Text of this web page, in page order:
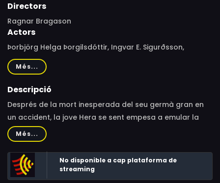
Directors
Ragnar Bragason
Actors
Þorbjörg Helga Þorgilsdóttir, Ingvar E. Sigurðsson,
Halldóra Geirharðsdóttir, Sveinn Ólafur Gunnarsson,
Hannes Óli Ágústsson, Þröstur Leó Gunnarsson, Sigrún
Edda Björnsdóttir, Magnús Ólafsson, Óskar Logi
Kristjánsdóttir, Urður Heimisdóttir, Ole Erik Furu, Hilmar
Wollan III, Ragnar Sverrison, Brynhildur Guðjónsdóttir,
Pétur Einarsson, Gunnar Már Björgvinsson
Més...
Descripció
Després de la mort inesperada del seu germà gran en
un accident, la jove Hera se sent empesa a emular la
seva rebel·lia.
Més...
No disponible a cap plataforma de
streaming